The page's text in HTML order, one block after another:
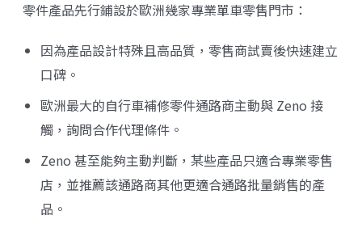
零件產品先行鋪設於歐洲幾家專業單車零售門市：
因為產品設計特殊且高品質，零售商試賣後快速建立
口碑。
歐洲最大的自行車補修零件通路商主動與 Zeno 接
觸，詢問合作代理條件。
Zeno 甚至能夠主動判斷，某些產品只適合專業零售
店，並推薦該通路商其他更適合通路批量銷售的產
品。